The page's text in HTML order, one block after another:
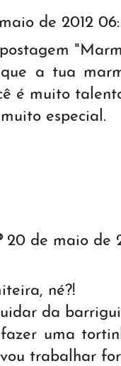
de 2012
que a tua
é muito
especial.
20 de maio de
né?!
da
fazer uma
trabalhar